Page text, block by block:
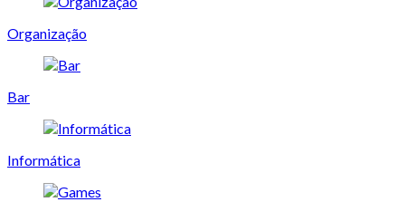
Organização
Bar
Informática